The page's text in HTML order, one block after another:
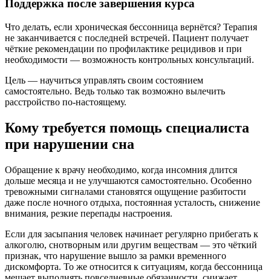
Поддержка после завершения курса
Что делать, если хроническая бессонница вернётся? Терапия
не заканчивается с последней встречей. Пациент получает
чёткие рекомендации по профилактике рецидивов и при
необходимости — возможность контрольных консультаций.
Цель — научиться управлять своим состоянием
самостоятельно. Ведь только так возможно вылечить
расстройство по-настоящему.
Кому требуется помощь специалиста
при нарушении сна
Обращение к врачу необходимо, когда инсомния длится
дольше месяца и не улучшаются самостоятельно. Особенно
тревожными сигналами становятся ощущение разбитости
даже после ночного отдыха, постоянная усталость, снижение
внимания, резкие перепады настроения.
Если для засыпания человек начинает регулярно прибегать к
алкоголю, снотворным или другим веществам — это чёткий
признак, что нарушение вышло за рамки временного
дискомфорта. То же относится к ситуациям, когда бессонница